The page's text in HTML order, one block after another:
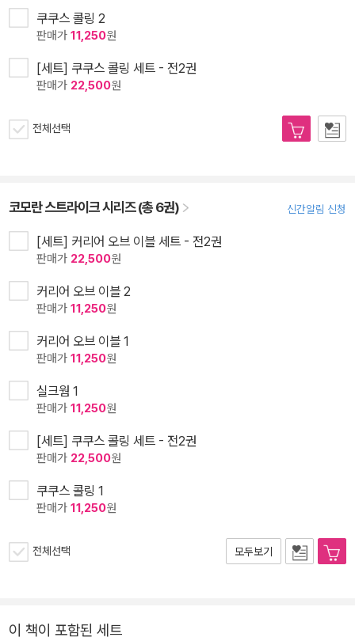
쿠쿠스 콜링 2
판매가 11,250원
[세트] 쿠쿠스 콜링 세트 - 전2권
판매가 22,500원
전체선택
코모란 스트라이크 시리즈 (총 6권) 신간알림 신청
[세트] 커리어 오브 이블 세트 - 전2권
판매가 22,500원
커리어 오브 이블 2
판매가 11,250원
커리어 오브 이블 1
판매가 11,250원
실크웜 1
판매가 11,250원
[세트] 쿠쿠스 콜링 세트 - 전2권
판매가 22,500원
쿠쿠스 콜링 1
판매가 11,250원
전체선택 모두보기
이 책이 포함된 세트